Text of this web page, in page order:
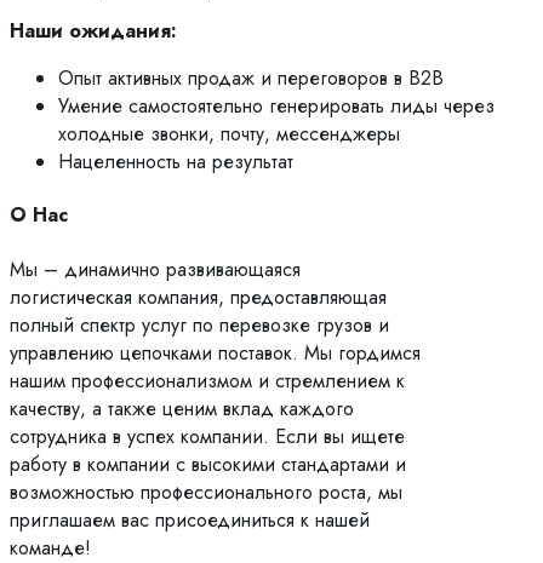
Наши ожидания:
Опыт активных продаж и переговоров в B2B
Умение самостоятельно генерировать лиды через
холодные звонки, почту, мессенджеры
Нацеленность на результат
О Нас
Мы – динамично развивающаяся
логистическая компания, предоставляющая
полный спектр услуг по перевозке грузов и
управлению цепочками поставок. Мы гордимся
нашим профессионализмом и стремлением к
качеству, а также ценим вклад каждого
сотрудника в успех компании. Если вы ищете
работу в компании с высокими стандартами и
возможностью профессионального роста, мы
приглашаем вас присоединиться к нашей
команде!